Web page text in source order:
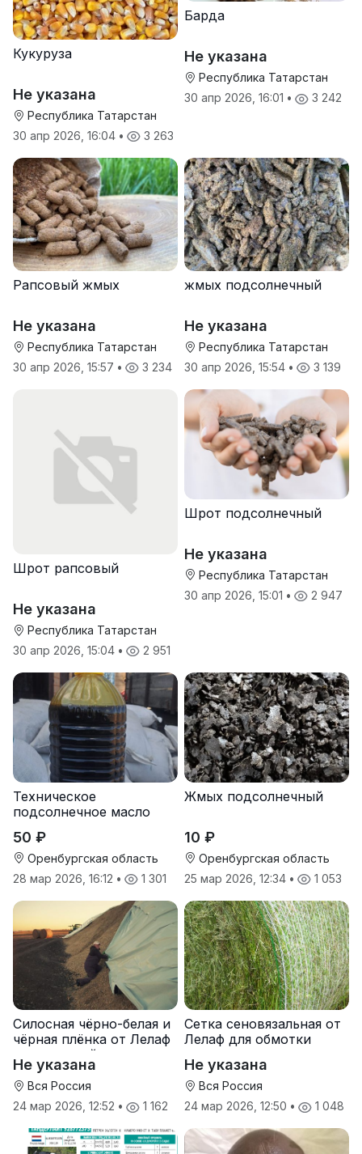
Кукуруза
Не указана
Республика Татарстан
30 апр 2026, 16:04 • 3 263
Барда
Не указана
Республика Татарстан
30 апр 2026, 16:01 • 3 242
Рапсовый жмых
Не указана
Республика Татарстан
30 апр 2026, 15:57 • 3 234
жмых подсолнечный
Не указана
Республика Татарстан
30 апр 2026, 15:54 • 3 139
Шрот рапсовый
Не указана
Республика Татарстан
30 апр 2026, 15:04 • 2 951
Шрот подсолнечный
Не указана
Республика Татарстан
30 апр 2026, 15:01 • 2 947
Техническое
подсолнечное масло
50 ₽
Оренбургская область
28 мар 2026, 16:12 • 1 301
Жмых подсолнечный
10 ₽
Оренбургская область
25 мар 2026, 12:34 • 1 053
Силосная чёрно-белая и
чёрная плёнка от Лелаф
для траншей и ям
силоса/сенажа
Не указана
Вся Россия
24 мар 2026, 12:52 • 1 162
Сетка сеновязальная от
Лелаф для обмотки
Не указана
Вся Россия
24 мар 2026, 12:50 • 1 048